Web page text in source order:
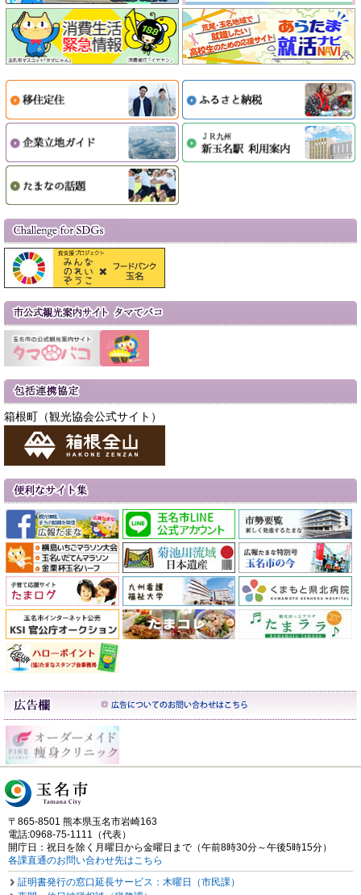
箱根町（観光協会公式サイト）
〒865-8501 熊本県玉名市岩崎163
電話:0968-75-1111（代表）
開庁日：祝日を除く月曜日から金曜日まで（午前8時30分～午後5時15分）
各課直通のお問い合わせ先はこちら
証明書発行の窓口延長サービス：木曜日（市民課）